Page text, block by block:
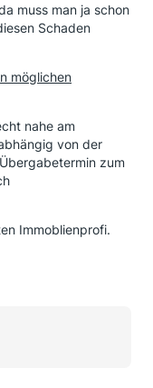
muss man ja schon
Schaden
möglichen
nahe am
von der
zum
Immoblienprofi.